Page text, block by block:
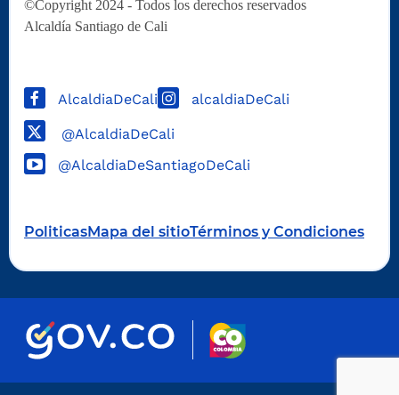
©Copyright 2024 - Todos los derechos reservados
Alcaldía Santiago de Cali
AlcaldiaDeCali alcaldiaDeCali
@AlcaldiaDeCali
@AlcaldiaDeSantiagoDeCali
PoliticasMapa del sitioTérminos y Condiciones